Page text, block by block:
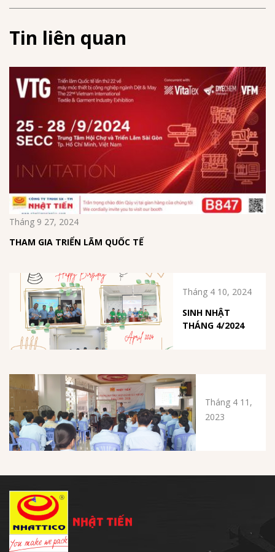
Tin liên quan
Tháng 9 27, 2024
THAM GIA TRIỂN LÃM QUỐC TẾ
Tháng 4 10, 2024
SINH NHẬT
THÁNG 4/2024
Tháng 4 11,
2023